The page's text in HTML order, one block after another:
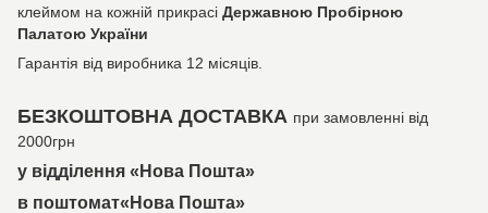
клеймом на кожній прикрасі Державною Пробірною
Палатою України
Гарантія від виробника 12 місяців.
БЕЗКОШТОВНА ДОСТАВКА при замовленні від
2000грн
у відділення «Нова Пошта»
в поштомат«Нова Пошта»